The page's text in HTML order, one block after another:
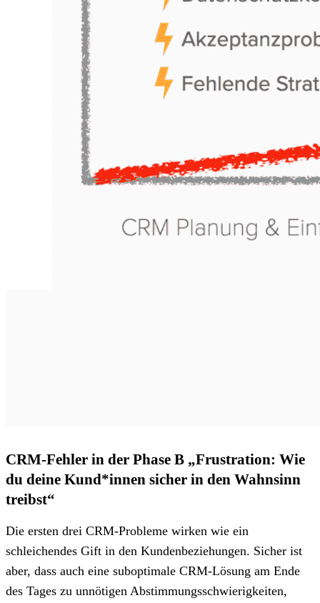
CRM-Fehler in der Phase B „Frustration: Wie
du deine Kund*innen sicher in den Wahnsinn
treibst“
Die ersten drei CRM-Probleme wirken wie ein
schleichendes Gift in den Kundenbeziehungen. Sicher ist
aber, dass auch eine suboptimale CRM-Lösung am Ende
des Tages zu unnötigen Abstimmungsschwierigkeiten,